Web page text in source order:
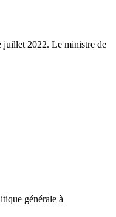
juillet 2022. Le ministre de
générale à